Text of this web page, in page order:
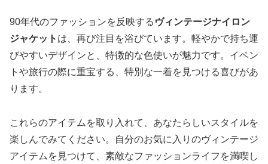
90年代のファッションを反映する ヴィンテージナイロン
ジャケット は、再び注目を浴びています。軽やかで持ち運
びやすいデザインと、特徴的な色使いが魅力です。イベン
トや旅行の際に重宝する、特別な一着を見つける喜びがあ
ります。
これらのアイテムを取り入れて、あなたらしいスタイルを
楽しんでみてください。自分のお気に入りのヴィンテージ
アイテムを見つけて、素敵なファッションライフを満喫し